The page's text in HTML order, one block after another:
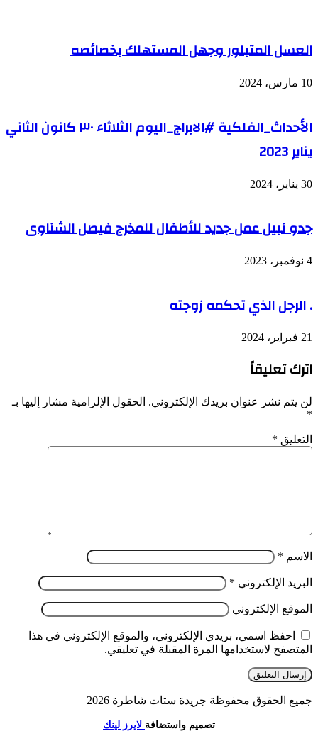
العسل المتبلور وجهل المستهلك بخصائصه
10 مارس، 2024
الأحداث_الفلكية #الابراج_اليوم الثلاثاء ٣٠ كانون الثاني
يناير 2023
30 يناير، 2024
جدو نبيل عمل جديد للأطفال للمخرج فيصل الشناوى
4 نوفمبر، 2023
. الرجل الذي تحكمه زوجته
21 فبراير، 2024
اترك تعليقاً
لن يتم نشر عنوان بريدك الإلكتروني. الحقول الإلزامية مشار إليها بـ
*
التعليق *
الاسم *
البريد الإلكتروني *
الموقع الإلكتروني
احفظ اسمي، بريدي الإلكتروني، والموقع الإلكتروني في هذا
المتصفح لاستخدامها المرة المقبلة في تعليقي.
جميع الحقوق محفوظة جريدة ستات شاطرة 2026
تصميم واستضافة لايرز لينك